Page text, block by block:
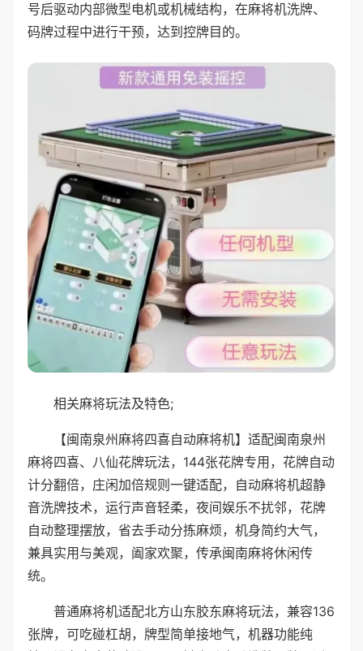
号后驱动内部微型电机或机械结构，在麻将机洗牌、
码牌过程中进行干预，达到控牌目的。
相关麻将玩法及特色;
【闽南泉州麻将四喜自动麻将机】适配闽南泉州
麻将四喜、八仙花牌玩法，144张花牌专用，花牌自动
计分翻倍，庄闲加倍规则一键适配，自动麻将机超静
音洗牌技术，运行声音轻柔，夜间娱乐不扰邻，花牌
自动整理摆放，省去手动分拣麻烦，机身简约大气，
兼具实用与美观，阖家欢聚，传承闽南麻将休闲传
统。
普通麻将机适配北方山东胶东麻将玩法，兼容136
张牌，可吃碰杠胡，牌型简单接地气，机器功能纯